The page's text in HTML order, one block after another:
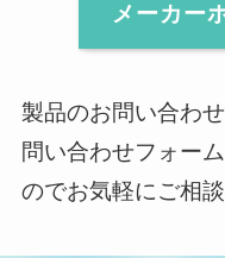
メーカー
製品のお問い合わ
問い合わせフォー
のでお気軽にご相談